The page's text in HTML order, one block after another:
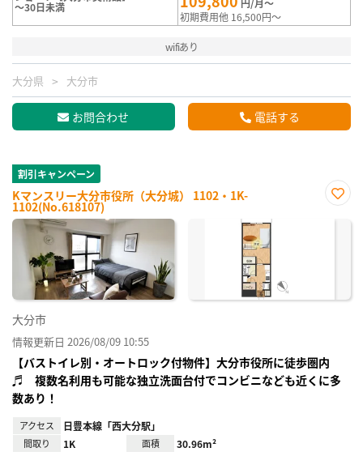
～30日未満
円/月～
初期費用他 16,500円～
wifiあり
大分県 大分市
お問合わせ 電話する
割引キャンペーン
Kマンスリー大分市役所（大分城） 1102・1K-
1102(No.618107)
に入
大分市
情報更新日 2026/08/09 10:55
【バストイレ別・オートロック付物件】大分市役所に徒歩圏内
♬ 複数名利用も可能な独立洗面台付でコンビニなども近くに多
数あり！
アクセス 日豊本線「西大分駅」
間取り 1K 面積 30.96m²